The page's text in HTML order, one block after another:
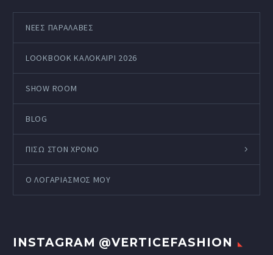
ΝΕΕΣ ΠΑΡΑΛΑΒΕΣ
LOOKBOOK ΚΑΛΟΚΑΊΡΙ 2026
SHOW ROOM
BLOG
ΠΙΣΩ ΣΤΟΝ ΧΡΟΝΟ
Ο ΛΟΓΑΡΙΑΣΜΌΣ ΜΟΥ
INSTAGRAM @VERTICEFASHION